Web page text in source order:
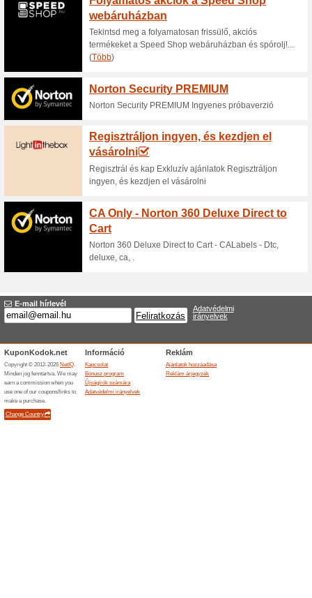
PoPhone.eu Akció:
telefontokok
100% működött Akcio
PoPhone.eu Akció: 50 %
együttes vásárlására. Nincs
Akció -
Pophone.eu olda
A Pophone.eu
kiválasztott iPhone